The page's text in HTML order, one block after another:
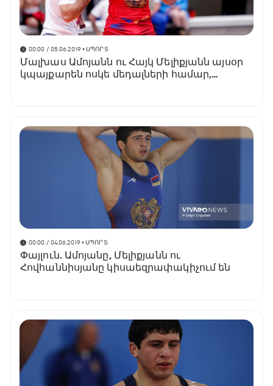
00:00 / 05.06.2019• ՍՊՈՐՏ
Մալխաս Ամոյանն ու Հայկ Մելիքյանն այսօր
կպայքարեն ոսկե մեդալների համար,
00:00 / 04.06.2019• ՍՊՈՐՏ
Փայլուն. Ամոյանը, Մելիքյանն ու
Հովհաննիսյանը կիսաեզրափակիչում են